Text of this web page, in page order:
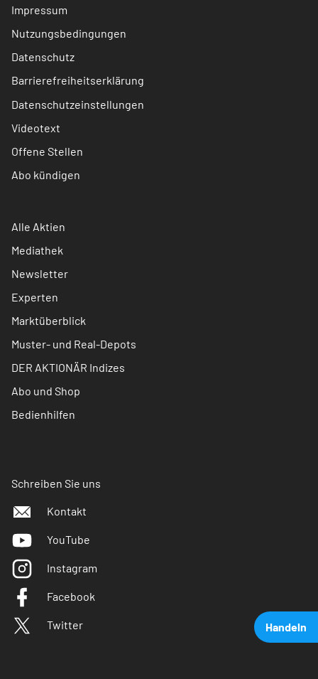
Handeln
Impressum
Nutzungsbedingungen
Datenschutz
Barrierefreiheitserklärung
Datenschutzeinstellungen
Videotext
Offene Stellen
Abo kündigen
Alle Aktien
Mediathek
Newsletter
Experten
Marktüberblick
Muster- und Real-Depots
DER AKTIONÄR Indizes
Abo und Shop
Bedienhilfen
Schreiben Sie uns
Kontakt
YouTube
Instagram
Facebook
Twitter